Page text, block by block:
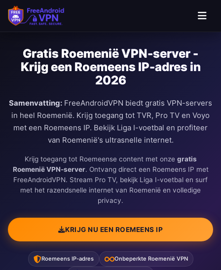
Ga naar hoofdinhoud
Gratis Roemenië VPN-server -
Krijg een Roemeens IP-adres in
2026
Samenvatting: FreeAndroidVPN biedt gratis VPN-servers
in heel Roemenië. Krijg toegang tot TVR, Pro TV en Voyo
met een Roemeens IP. Bekijk Liga I-voetbal en profiteer
van Roemenië's ultrasnelle internet.
Krijg toegang tot Roemeense content met onze gratis
Roemenië VPN-server. Ontvang direct een Roemeens IP met
FreeAndroidVPN. Stream Pro TV, bekijk Liga I-voetbal en surf
met het razendsnelle internet van Roemenië en volledige
privacy.
KRIJG NU EEN ROEMEENS IP
Roemeens IP-adres Onbeperkte Roemenië VPN